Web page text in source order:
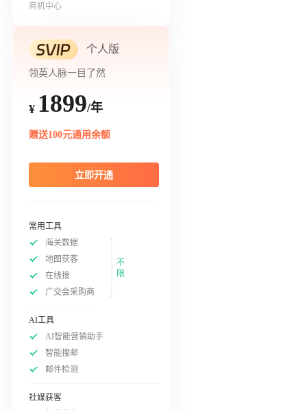
商机中心
个人版
领英人脉一目了然
¥ 1899/年
赠送100元通用余额
立即开通
常用工具
海关数据
地图获客
在线搜
广交会采购商
不
限
AI工具
AI智能营销助手
智能搜邮
邮件检测
社媒获客